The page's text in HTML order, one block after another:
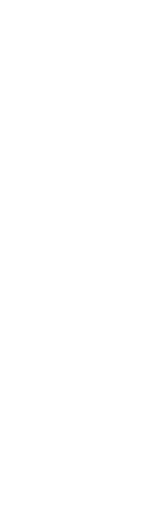
membakar dan air
tidak pula memberi
mereka sebelum itu
(dunia, dari
mereka pula
Dan juga mereka
kita mati serta
kita akan
adakah juga datuk
dibangkitkan hidup
(kepada mereka):
telah lalu dan
"Tetap akan
- pada hari kiamat
sesungguhnya
yang mendustakan
Tetap akan
pokok, iaitu pokok
memenuhi perut
pula dari air panas
kamu akan minum
sentiasa dahaga dan
(jenis-jenis azab)
menyambut